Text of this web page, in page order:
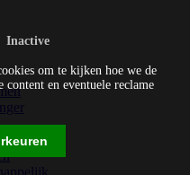
om te kijken hoe we de
content en eventuele reclame